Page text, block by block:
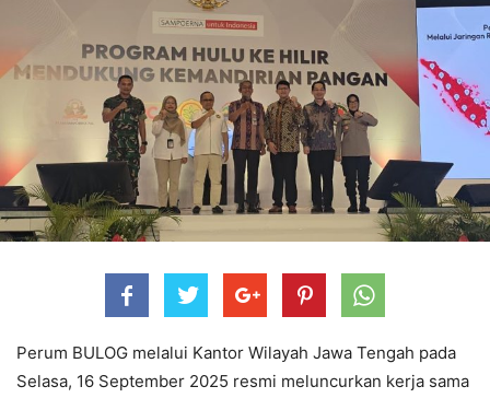
Perum BULOG melalui Kantor Wilayah Jawa Tengah pada
Selasa, 16 September 2025 resmi meluncurkan kerja sama